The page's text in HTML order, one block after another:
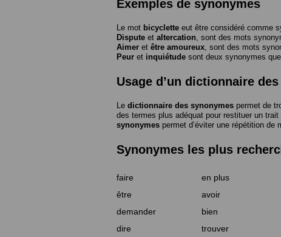
Exemples de synonymes
Le mot bicyclette eut être considéré comme
Dispute et altercation , sont des mots
Aimer et être amoureux , sont des mots
Peur et inquiétude sont deux synonymes
Usage d’un dictionnaire
Le dictionnaire des synonymes permet de
des termes plus adéquat pour restituer un
synonymes permet d’éviter une répétition de
Synonymes les plus
faire en plus
être
avoir
demander
bien
dire
trouver